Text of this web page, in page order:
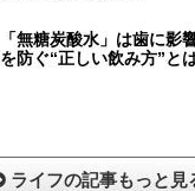
「無糖炭酸水」は歯に
を防ぐ“正しい飲み方”と
ライフの記事もっと見